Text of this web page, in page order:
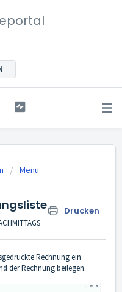
Menü
Drucken
Rechnung ein
der Rechnung beilegen.